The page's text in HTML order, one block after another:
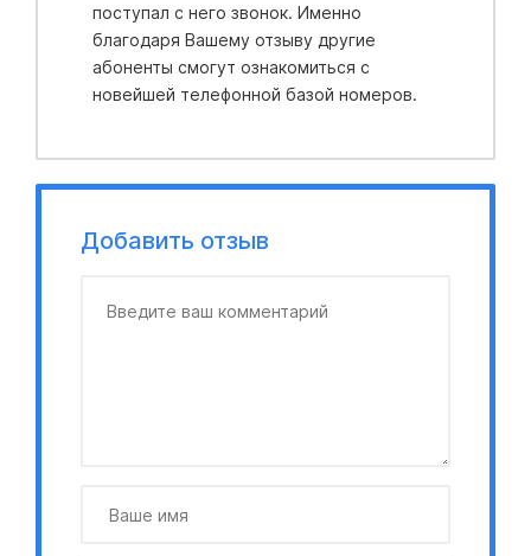
поступал с него звонок. Именно
благодаря Вашему отзыву другие
абоненты смогут ознакомиться с
новейшей телефонной базой номеров.
Добавить отзыв